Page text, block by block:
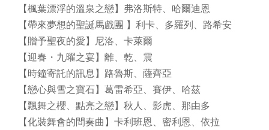
【楓葉漂浮的溫泉之戀】弗洛斯特、哈爾迪恩
【帶來夢想的聖誕馬戲團 】利卡、多羅列、路希安
【贈予聖夜的愛】尼洛、卡萊爾
【迎春・九曜之宴】離、乾、震
【時鐘寄託的訊息】路魯斯、薩齊亞
【戀心與雪之寶石】葛雷希亞、賽伊、哈茲
【飄舞之櫻、點亮之戀】秋人、影虎、那由多
【化裝舞會的間奏曲】卡利班恩、密利恩、依拉